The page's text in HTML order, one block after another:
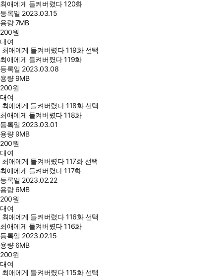
최애에게 들켜버렸다 120화
등록일 2023.03.15
용량7MB
200원
대여
최애에게 들켜버렸다 119화 선택
최애에게 들켜버렸다 119화
등록일 2023.03.08
용량 9MB
200원
대여
최애에게 들켜버렸다 118화 선택
최애에게 들켜버렸다 118화
등록일 2023.03.01
용량 9MB
200원
대여
최애에게 들켜버렸다 117화 선택
최애에게 들켜버렸다 117화
등록일 2023.02.22
용량 6MB
200원
대여
최애에게 들켜버렸다 116화 선택
최애에게 들켜버렸다 116화
등록일 2023.02.15
용량 6MB
200원
대여
최애에게 들켜버렸다 115화 선택